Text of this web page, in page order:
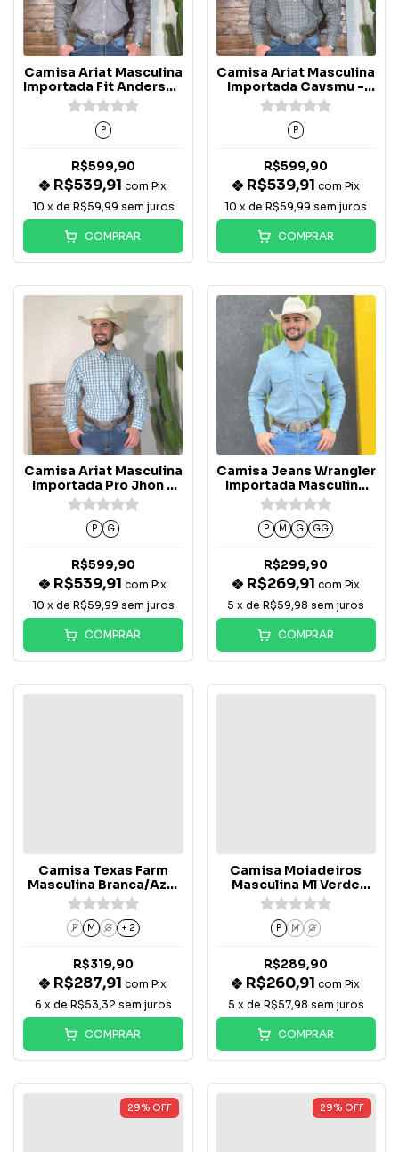
Camisa Ariat Masculina
Importada Fit Anderson
- 10065776
P
R$599,90
R$539,91com Pix
10 x de R$59,99 sem juros
COMPRAR
Camisa Ariat Masculina
Importada Cavsmu -
10074644
P
R$599,90
R$539,91 com Pix
10 x deR$59,99 sem juros
COMPRAR
Camisa Ariat Masculina
Importada Pro Jhon -
10071588
P G
R$599,90
R$539,91com Pix
10 x de R$59,99 sem juros
COMPRAR
Camisa Jeans Wrangler
Importada Masculina
Delave - WM9812
P M G GG
R$299,90
R$269,91 com Pix
5 x deR$59,98 sem juros
COMPRAR
Camisa Texas Farm
Masculina Branca/Azul
Marinho Ml - CP009
P M G + 2
R$319,90
R$287,91com Pix
6 x de R$53,32 sem juros
COMPRAR
Camisa Moiadeiros
Masculina Ml Verde
Escura L/Marrom -
CML2509
P M G
R$289,90
R$260,91com Pix
5 x de R$57,98 sem juros
COMPRAR
29% OFF 29% OFF